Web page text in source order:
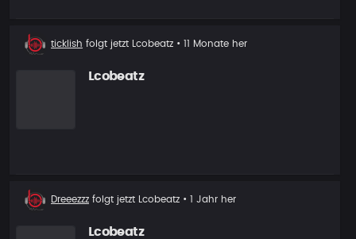
Neuer
ticklish folgt jetzt Lcobeatz • 11 Monate her
Lcobeatz
Neuer
Dreeezzz folgt jetzt Lcobeatz • 1 Jahr her
Lcobeatz